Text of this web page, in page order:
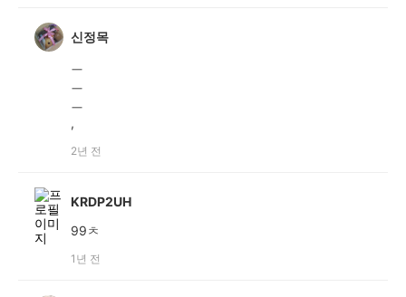
신정목
ㅡ
ㅡ
ㅡ
,
2년 전
KRDP2UH
99ㅊ
1년 전